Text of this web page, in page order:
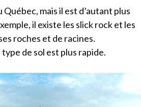
mais il est d’autant plus
il existe les slick rock et les
roches et de racines.
de sol est plus rapide.